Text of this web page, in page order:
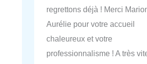
regrettons déjà ! Merci
Aurélie pour votre accueil
chaleureux et votre
professionnalisme ! A très